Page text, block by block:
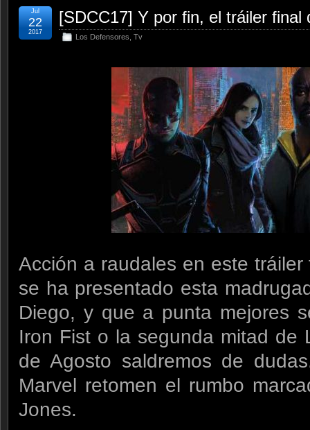
[SDCC17] Y por fin, el tráiler final
Los Defensores Tv
Jul
22
2017
Acción a raudales en este
se ha presentado esta
Diego, y que a punta mejores
Iron Fist o la segunda mitad
de Agosto saldremos de
Marvel retomen el rumbo
Jones.